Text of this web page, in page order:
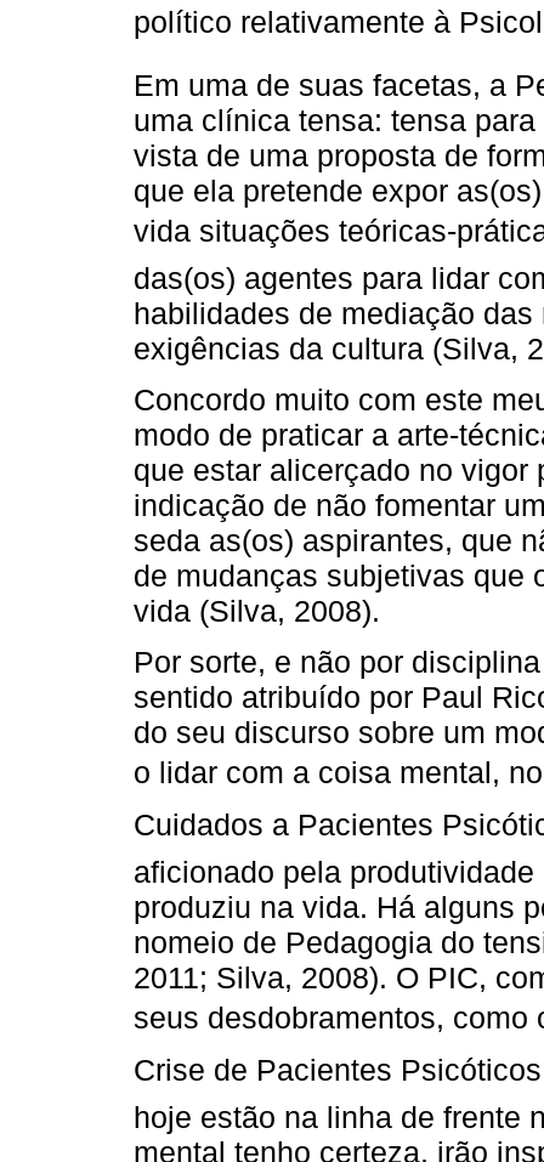
político relativamente à
Em uma de suas facetas, a
uma clínica tensa: tensa
vista de uma proposta de
que ela pretende expor
vida situações teóricas-
das(os) agentes para lidar
habilidades de mediação
exigências da cultura (Silva,
Concordo muito com este
modo de praticar a arte-
que estar alicerçado no
indicação de não fomentar
seda as(os) aspirantes, que
de mudanças subjetivas que
vida (Silva, 2008).
Por sorte, e não por
sentido atribuído por Paul
do seu discurso sobre um
o lidar com a coisa mental,
Cuidados a Pacientes
aficionado pela
produziu na vida. Há alguns
nomeio de Pedagogia do
2011; Silva, 2008). O PIC,
seus desdobramentos, como
Crise de Pacientes
hoje estão na linha de frente
mental tenho certeza, irão